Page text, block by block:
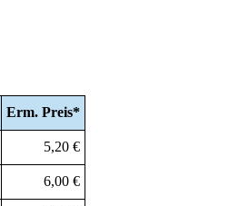
Erm. Preis*
5,20 €
6,00 €